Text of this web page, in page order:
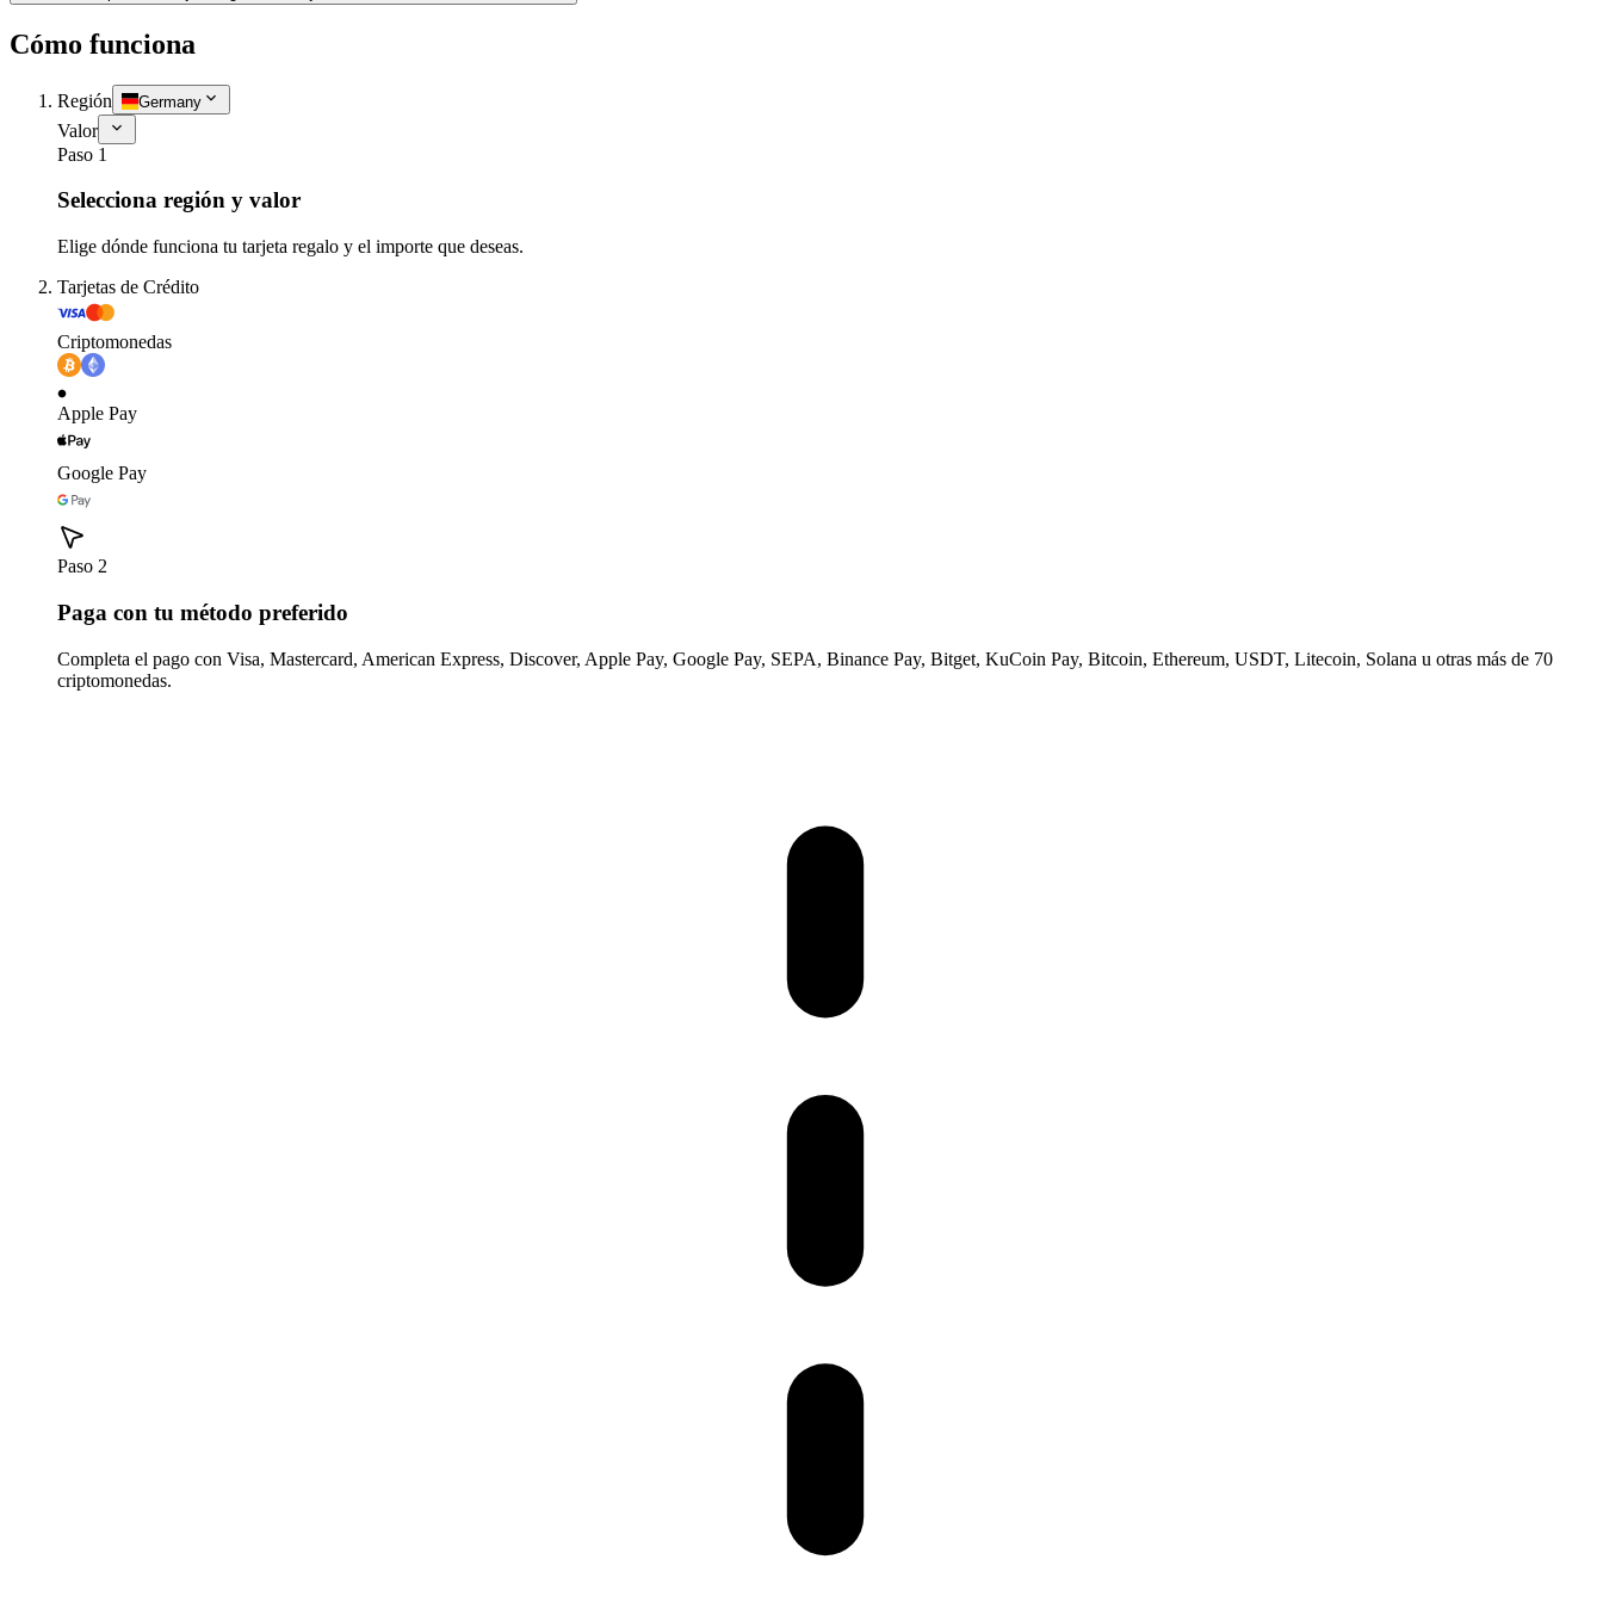
Cómo funciona
Región Germany
Valor
Paso 1
Selecciona región y valor
Elige dónde funciona tu tarjeta regalo y el importe que deseas.
Tarjetas de Crédito
Criptomonedas
Apple Pay
Google Pay
Paso 2
Paga con tu método preferido
Completa el pago con Visa, Mastercard, American Express, Discover, Apple Pay, Google Pay, SEPA, Binance Pay, Bitget, KuCoin Pay, Bitcoin, Ethereum, USDT, Litecoin, Solana u otras más de 70
criptomonedas.